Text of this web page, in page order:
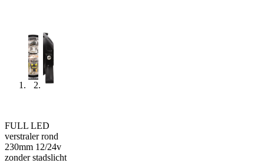
FULL LED
verstraler rond
230mm 12/24v
zonder stadslicht